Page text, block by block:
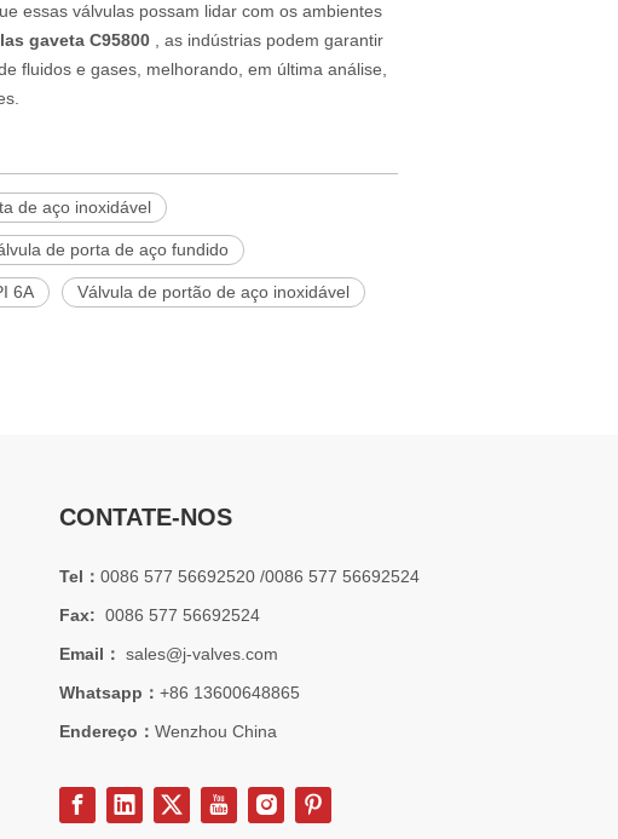
essas válvulas possam lidar com os ambientes
gaveta C95800
, as indústrias podem garantir
fluidos e gases, melhorando, em última análise,
de aço inoxidável
de porta de aço fundido
6A Válvula de portão de aço inoxidável
CONTATE-NOS
Tel： 0086 577 56692520 /0086 577 56692524
Fax: 0086 577 56692524
Email： sales@j-valves.com
Whatsapp： +86 13600648865
Endereço： Wenzhou China